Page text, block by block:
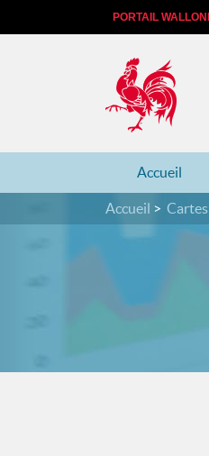
PORTAIL
Accueil
Accueil